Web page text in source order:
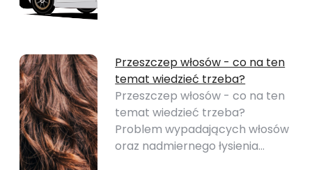
Przeszczep włosów - co na ten
temat wiedzieć trzeba?
Przeszczep włosów - co na ten
temat wiedzieć trzeba?
Problem wypadających włosów
oraz nadmiernego łysienia…